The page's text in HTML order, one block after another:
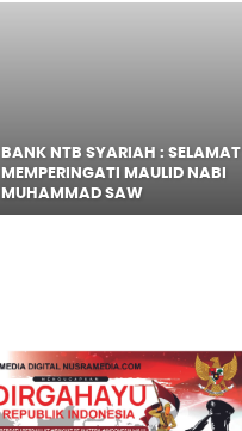
BANK NTB SYARIAH : SELAMAT
MEMPERINGATI MAULID NABI
MUHAMMAD SAW